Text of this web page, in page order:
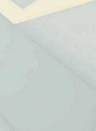
зарубіжного досвіду